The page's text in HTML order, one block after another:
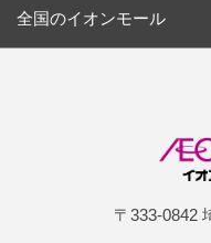
全国のイオンモール
〒333-0842